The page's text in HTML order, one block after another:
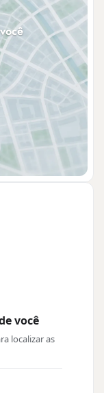
você
localizar as